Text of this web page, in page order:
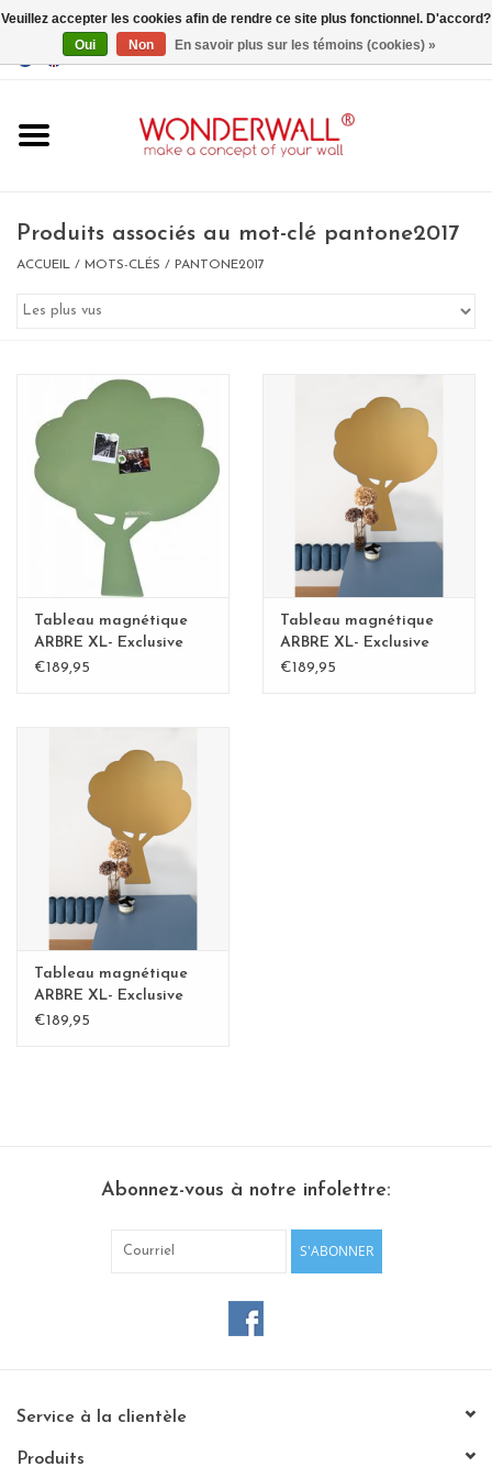
EUR/GBP
Un design personnalisé
CHANCE
LIMITED EXCLUSIVES
Etagères Shelves
Rectangulaire, carrées, rondes
Produits associés au mot-clé pantone2017
ACCUEIL / MOTS-CLÉS / PANTONE2017
Tableau magnétique
ARBRE XL- Exclusive
Kamakura vert
€189,95
Tableau magnétique
ARBRE XL- Exclusive
Kamakura BLvert -
€189,95
Tableau magnétique
ARBRE XL- Exclusive
Kamakura BLvert -
€189,95
Abonnez-vous à notre infolettre:
S'ABONNER
Service à la clientèle
Produits
Veuillez accepter les cookies afin de rendre ce site plus fonctionnel. D'accord?
Oui
Non En savoir plus sur les témoins (cookies) »